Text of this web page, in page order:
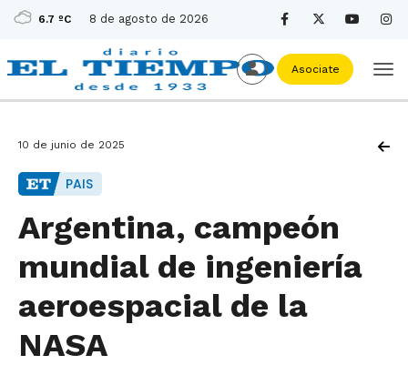
6.7 ºC 8 de agosto de 2026
Asociate
10 de junio de 2025
PAIS
Argentina, campeón
mundial de ingeniería
aeroespacial de la
NASA